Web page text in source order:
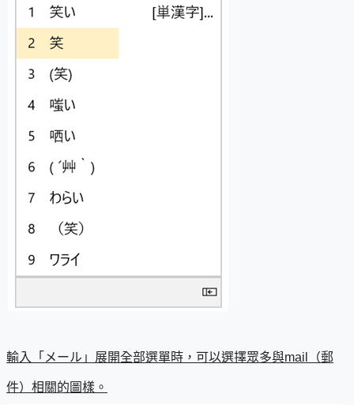
輸入「メール」展開全部選單時，可以選擇眾多與mail（郵
件）相關的圖樣。